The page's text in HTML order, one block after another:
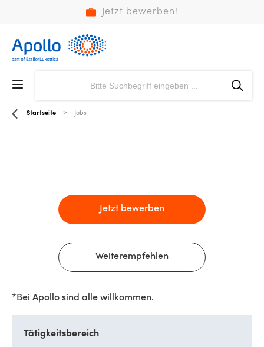
Jetzt bewerben!
Startseite Jobs
Jetzt bewerben
Weiterempfehlen
*Bei Apollo sind alle willkommen.
Tätigkeitsbereich